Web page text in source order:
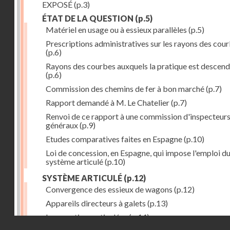
EXPOSÉ(p.3)
ÉTAT DE LA QUESTION (p.5)
Matériel en usage ou à essieux parallèles (p.5)
Prescriptions administratives sur les rayons des
(p.6)
Rayons des courbes auxquels la pratique est
(p.6)
Commission des chemins de fer à bon marché(p.7)
Rapport demandé à M. Le Chatelier(p.7)
Renvoi de ce rapport à une commission d'inspecteurs
généraux(p.9)
Etudes comparatives faites en Espagne(p.10)
Loi de concession, en Espagne, qui impose l'emploi du
système articulé(p.10)
SYSTÈME ARTICULÉ (p.12)
Convergence des essieux de wagons (p.12)
Appareils directeurs à galets (p.13)
Locomotives articulées(p.14)